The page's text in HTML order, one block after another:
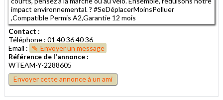
impact environnemental. ? #SeDéplacerMoinsPolluer
,Compatible Permis A2,Garantie 12 mois
Contact :
Téléphone : 01 40 36 40 36
Email :
Envoyer un message
Référence de l'annonce :
WTEAM-Y-2288605
Envoyer cette annonce à un ami